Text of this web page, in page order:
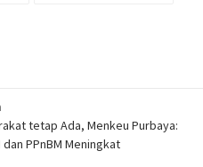
tetap Ada, Menkeu Purbaya:
PPnBM Meningkat